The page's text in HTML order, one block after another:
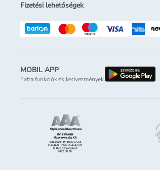
Fizetési lehetőségek
MOBIL APP
Extra funkciók és kedvezmények